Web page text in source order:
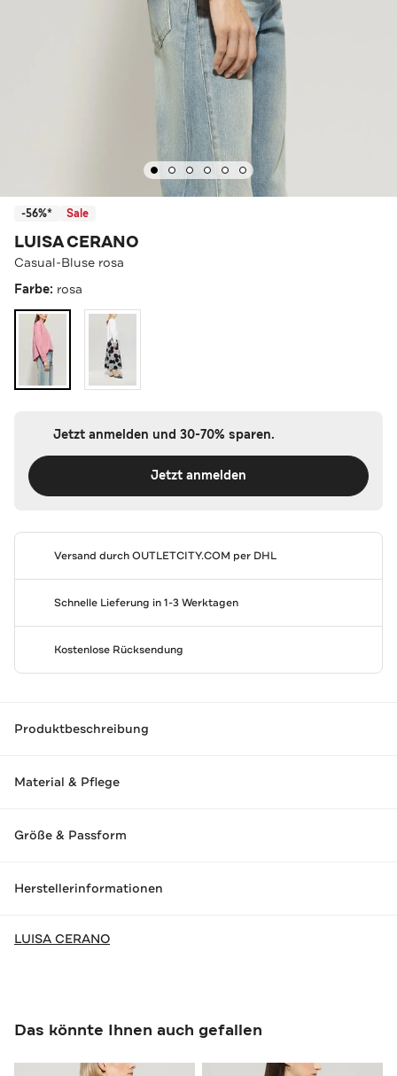
-56%* Sale
LUISA CERANO
Casual-Bluse rosa
Farbe: rosa
Jetzt anmelden und 30-70% sparen.
Jetzt anmelden
Versand durchOUTLETCITY.COM per DHL
Schnelle Lieferung in 1-3 Werktagen
Kostenlose Rücksendung
Produktbeschreibung
Material & Pflege
Größe & Passform
Herstellerinformationen
LUISA CERANO
Das könnte Ihnen auch gefallen